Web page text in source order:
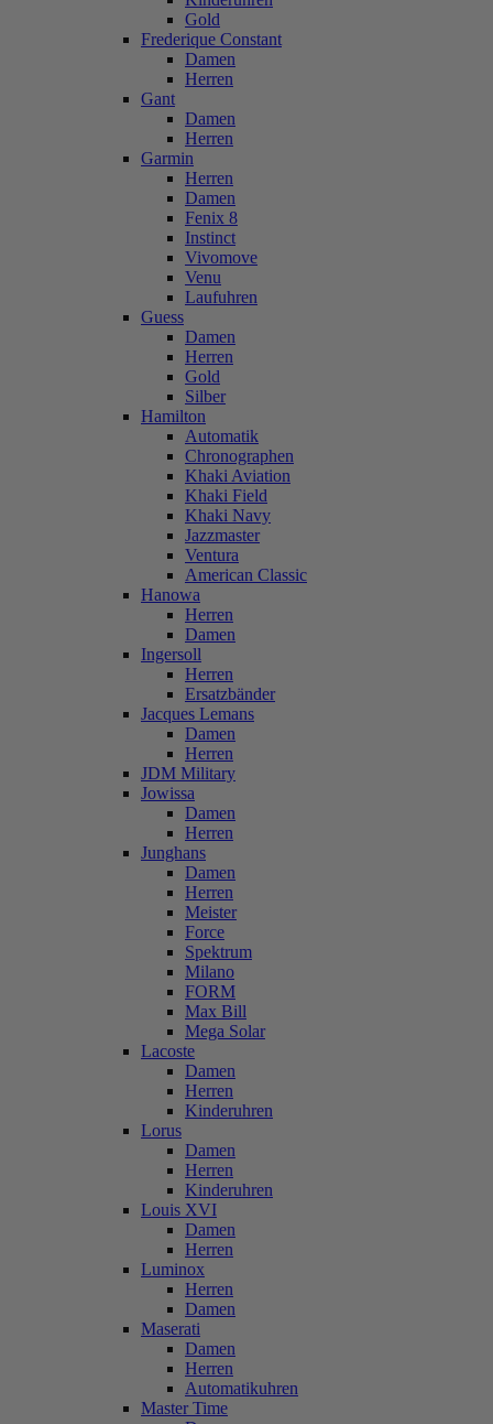
Gold
Frederique Constant
Damen
Herren
Gant
Damen
Herren
Garmin
Herren
Damen
Fenix 8
Instinct
Vivomove
Venu
Laufuhren
Guess
Damen
Herren
Gold
Silber
Hamilton
Automatik
Chronographen
Khaki Aviation
Khaki Field
Khaki Navy
Jazzmaster
Ventura
American Classic
Hanowa
Herren
Damen
Ingersoll
Herren
Ersatzbänder
Jacques Lemans
Damen
Herren
JDM Military
Jowissa
Damen
Herren
Junghans
Damen
Herren
Meister
Force
Spektrum
Milano
FORM
Max Bill
Mega Solar
Lacoste
Damen
Herren
Kinderuhren
Lorus
Damen
Herren
Kinderuhren
Louis XVI
Damen
Herren
Luminox
Herren
Damen
Maserati
Damen
Herren
Automatikuhren
Master Time